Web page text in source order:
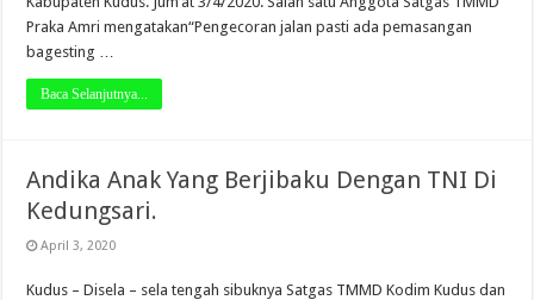
Praka Amri mengatakan“Pengecoran jalan pasti ada pemasangan
bagesting …
Baca Selanjutnya...
Andika Anak Yang Berjibaku Dengan TNI Di
Kedungsari.
April 3, 2020
Kudus – Disela – sela tengah sibuknya Satgas TMMD Kodim Kudus dan